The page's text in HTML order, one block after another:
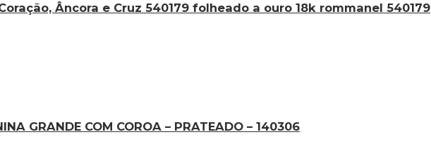
Âncora e Cruz 540179 folheado a ouro 18k rommanel 540179
GRANDE COM COROA – PRATEADO – 140306